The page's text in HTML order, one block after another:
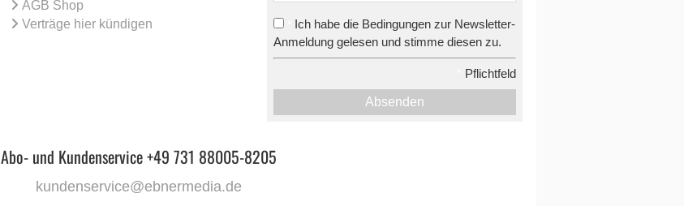
AGB Shop
Verträge hier kündigen
Ich habe die Bedingungen zur Newsletter-
Anmeldung gelesen und stimme diesen zu.
Pflichtfeld
Absenden
Abo- und Kundenservice +49 731 88005-8205
kundenservice@ebnermedia.de